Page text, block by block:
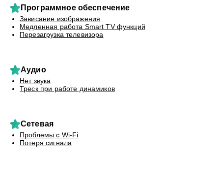
Программное обеспечение
Зависание изображения
Медленная работа Smart TV функций
Перезагрузка телевизора
Аудио
Нет звука
Треск при работе динамиков
Сетевая
Проблемы с Wi-Fi
Потеря сигнала